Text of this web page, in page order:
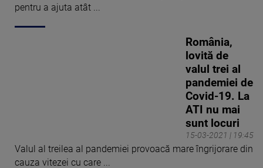
pentru a ajuta atât ...
15-03-2021 | 19:45
România,
lovită de
valul trei al
pandemiei de
Covid-19. La
ATI nu mai
sunt locuri
Valul al treilea al pandemiei provoacă mare îngrijorare din
cauza vitezei cu care ...